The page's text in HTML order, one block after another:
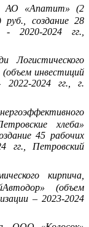
АО «Апатит» (2
создание 28
- 2020-2024 гг.,
Логистического
инвестиций
2022-2024 гг., г.
хлеба»
45 рабочих
гг., Петровский
кирпича,
(объем
– 2023-2024